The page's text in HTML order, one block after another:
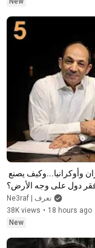
دول على وجه الأرض؟
Ne3raf | نعرف
38K views • 18 hours ago
New